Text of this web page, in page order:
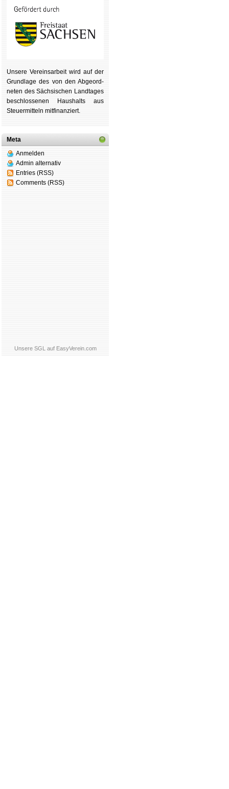
Unsere Ver­eins­ar­beit wird auf der
Grund­lage des von den Ab­ge­ord­
ne­ten des Säch­si­schen Land­tages
be­schlos­se­nen Haus­halts aus
Steu­er­mitteln mit­fi­nan­ziert.
Meta
Anmelden
Admin alternativ
Entries (RSS)
Comments (RSS)
Unsere SGL auf EasyVerein.com